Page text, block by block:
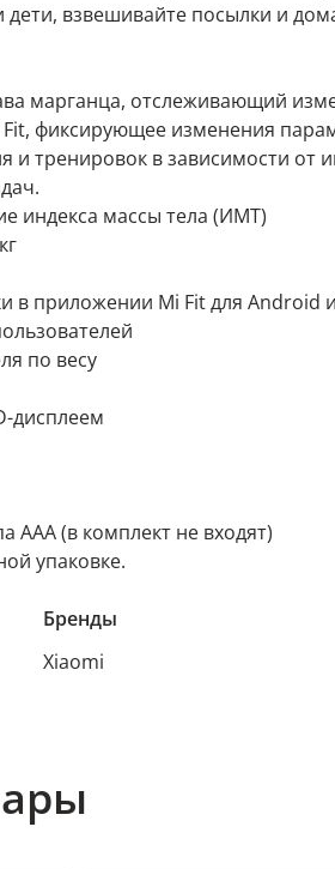
дети, взвешивайте посылки и
марганца, отслеживающий
фиксирующее изменения
и тренировок в зависимости от
индекса массы тела (ИМТ)
в приложении Mi Fit для Android
по весу
дисплеем
ААА (в комплект не входят)
упаковке.
Бренды
Xiaomi